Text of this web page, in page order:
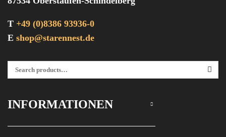
T +49 (0)8386 93936-0
E shop@starennest.de
Suchen Nach:
INFORMATIONEN